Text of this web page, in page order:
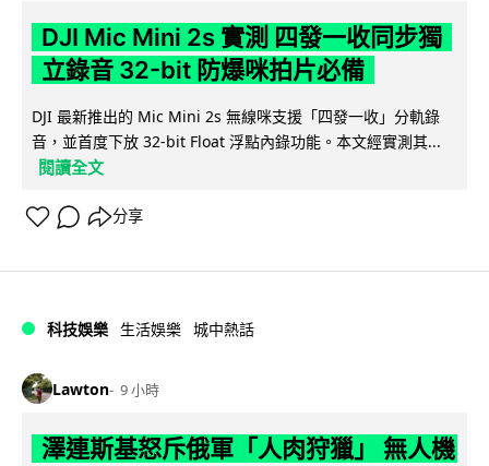
DJI Mic Mini 2s 實測 四發一收同步獨
立錄音 32-bit 防爆咪拍片必備
DJI 最新推出的 Mic Mini 2s 無線咪支援「四發一收」分軌錄
音，並首度下放 32-bit Float 浮點內錄功能。本文經實測其...
閱讀全文
分享
科技娛樂 生活娛樂 城中熱話
Lawton 9 小時
澤連斯基怒斥俄軍「人肉狩獵」 無人機